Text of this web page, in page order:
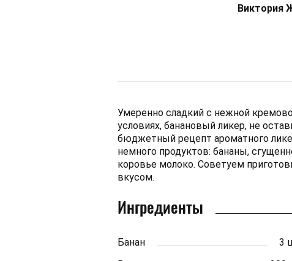
Виктория
Умеренно сладкий с нежной
условиях, банановый ликер, не
бюджетный рецепт ароматного
немного продуктов: бананы,
коровье молоко. Советуем
вкусом.
Ингредиенты
Банан 3